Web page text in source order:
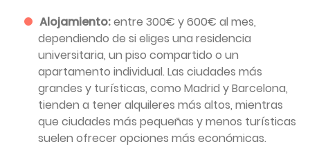
Alojamiento:entre 300€ y 600€ al mes,
dependiendo de si eliges una residencia
universitaria, un piso compartido o un
apartamento individual. Las ciudades más
grandes y turísticas, como Madrid y Barcelona,
tienden a tener alquileres más altos, mientras
que ciudades más pequeñas y menos turísticas
suelen ofrecer opciones más económicas.